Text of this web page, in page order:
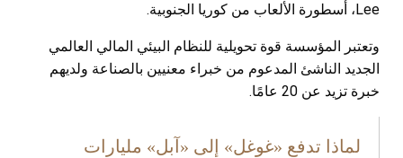
Lee ، أسطورة الألعاب من كوريا الجنوبية.
وتعتبر المؤسسة قوة تحويلية للنظام البيئي المالي العالمي
الجديد الناشئ المدعوم من خبراء معنيين بالصناعة ولديهم
خبرة تزيد عن 20 عامًا.
لماذا تدفع «غوغل» إلى «آبل» مليارات